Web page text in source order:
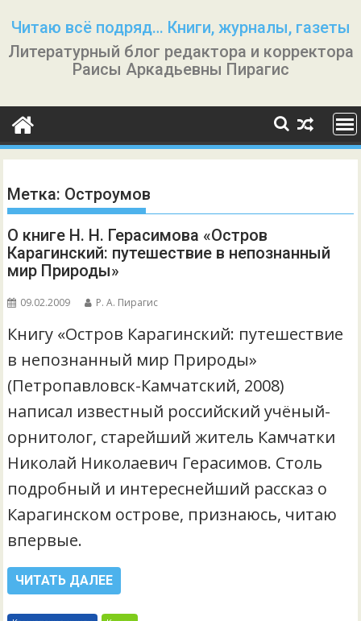
содержимому
Читаю всё подряд… Книги, журналы, газеты
Литературный блог редактора и корректора
Раисы Аркадьевны Пирагис
Метка: Остроумов
О книге Н. Н. Герасимова «Остров
Карагинский: путешествие в непознанный
мир Природы»
09.02.2009 Р. А. Пирагис
Книгу «Остров Карагинский: путешествие
в непознанный мир Природы»
(Петропавловск-Камчатский, 2008)
написал известный российский учёный-
орнитолог, старейший житель Камчатки
Николай Николаевич Герасимов. Столь
подробный и интереснейший рассказ о
Карагинском острове, признаюсь, читаю
впервые.
ЧИТАТЬ ДАЛЕЕ